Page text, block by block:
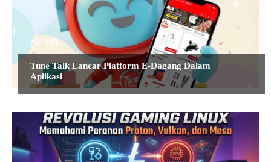
ARTIKEL
Tune Talk Lancar Platform E-Dagang Dalam
Aplikasi